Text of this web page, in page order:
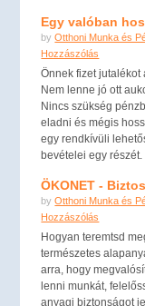
Egy valóban
byOtthoni Munka és
Hozzászólás
Önnek fizet jutalékot
Nem lenne jó ott
Nincs szükség
eladni és mégis
egy rendkívüli
bevételei egy
ÖKONET -
byOtthoni Munka és
Hozzászólás
Hogyan teremtsd
természetes
arra, hogy
lenni munkát,
anyagi biztonságot